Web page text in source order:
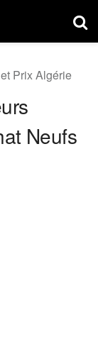
Prix Algérie
Neufs